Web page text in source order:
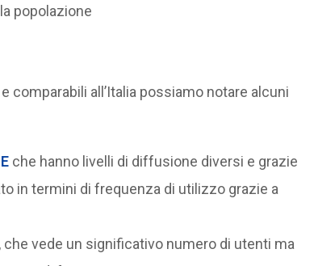
popolazione
comparabili all’Italia possiamo notare alcuni
che hanno livelli di diffusione diversi e grazie
in termini di frequenza di utilizzo grazie a
, che vede un significativo numero di utenti ma